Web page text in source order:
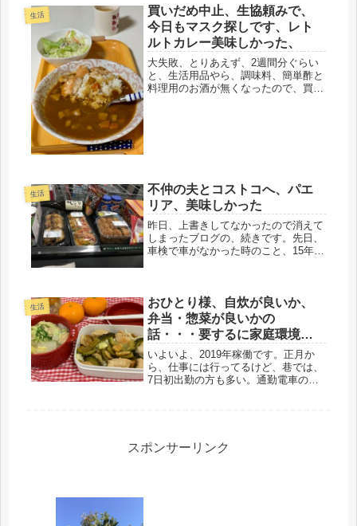
った。割と美味しそうにできた。ゴミ
出し、間に合った。「母さん、ハッ
パ」？キ...
生活
買いだめ中止、生協頼みで、
今日もマスク探しです、レト
ルトカレー美味しかった、
大失敗、とりあえず、2週間分ぐらい
と、生活用品やら、調味料、簡単酢と
料理用のお酒が無くなったので、買っ
生活
不仲の夫とコストコへ、パエ
リア、美味しかった
昨日、上書きしてなかったので消えて
しまったブログの、続きです。先日、
車検で車がなかった時のこと、15年前
なんと18万。バッテリーも計測不能...
生活
おひとり様、自炊が良いか、
弁当・惣菜が良いかの
話・・・要するに家庭環境、
仲良し夫婦なら苦にならな
い？
いよいよ、2019年稼働です。正月か
ら、仕事には行ってるけど、巷では、
7日初出勤の方も多い。通勤電車の混
で、...
スポンサーリンク